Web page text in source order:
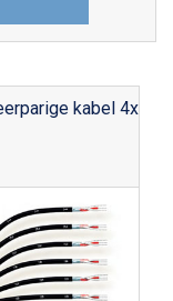
kabel 4x